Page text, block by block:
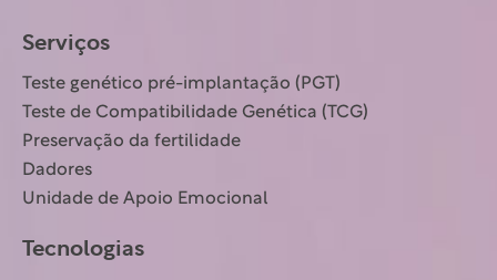
Serviços
Teste genético pré-implantação (PGT)
Teste de Compatibilidade Genética (TCG)
Preservação da fertilidade
Dadores
Unidade de Apoio Emocional
Tecnologias